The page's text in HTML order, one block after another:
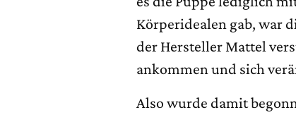
Körperidealen gab, war
der Hersteller Mattel
ankommen und sich
Also wurde damit